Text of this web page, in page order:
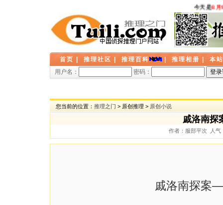
今天是8月9
首页 推理社区 推理百科 推理相册
本
用户名：
密码：
您当前的位置： 推理之门 > 原创推理 > 原创小说
戚洛南探
作者：服部平次 人气
戚洛南探案——